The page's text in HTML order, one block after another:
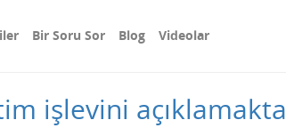
Bir Soru Sor Blog Videolar
işlevini açıklamakta